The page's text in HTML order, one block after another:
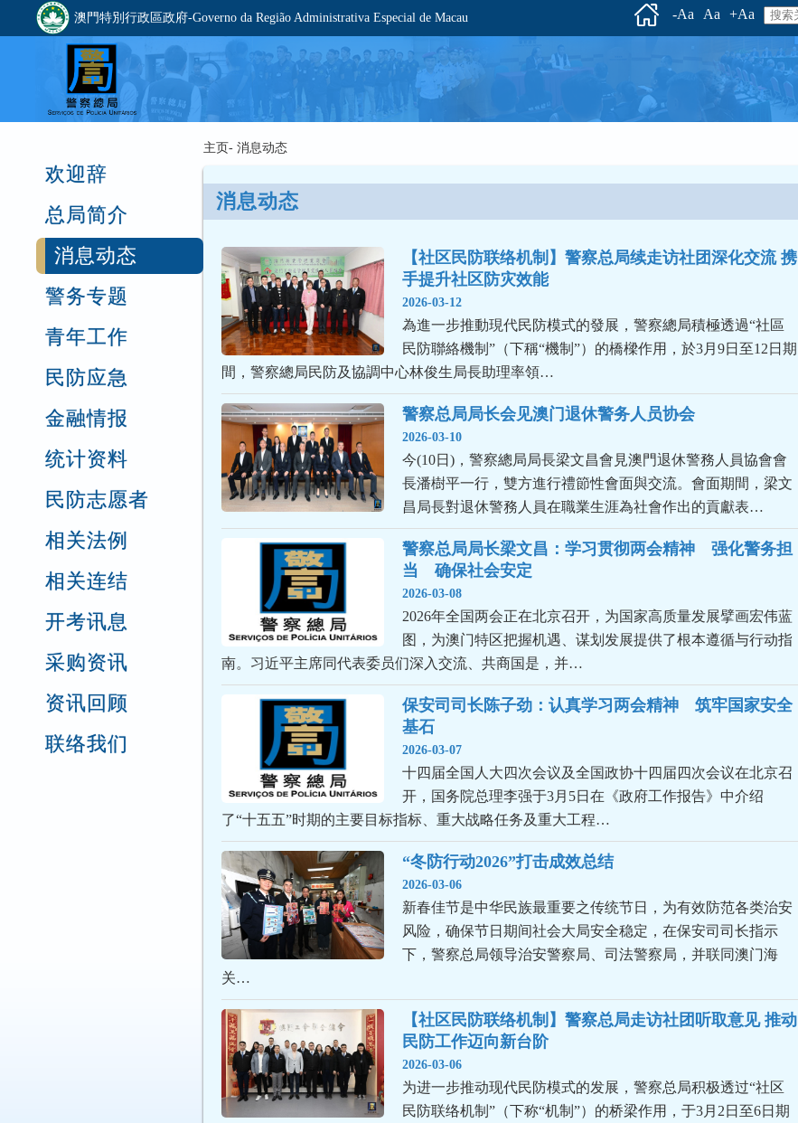
澳門特別行政區政府-Governo da Região Administrativa Especial de Macau -Aa Aa +Aa
欢迎辞
总局简介
消息动态
警务专题
青年工作
民防应急
金融情报
统计资料
民防志愿者
相关法例
相关连结
开考讯息
采购资讯
资讯回顾
联络我们
主页- 消息动态
消息动态
【社区民防联络机制】警察总局续走访社团深化交流 携
手提升社区防灾效能
2026-03-12
為進一步推動現代民防模式的發展，警察總局積極透過“社區
民防聯絡機制”（下稱“機制”）的橋樑作用，於3月9日至12日期
間，警察總局民防及協調中心林俊生局長助理率領…
警察总局局长会见澳门退休警务人员协会
2026-03-10
今(10日)，警察總局局長梁文昌會見澳門退休警務人員協會會
長潘樹平一行，雙方進行禮節性會面與交流。會面期間，梁文
昌局長對退休警務人員在職業生涯為社會作出的貢獻表…
警察总局局长梁文昌：学习贯彻两会精神　强化警务担
当　确保社会安定
2026-03-08
2026年全国两会正在北京召开，为国家高质量发展擘画宏伟蓝
图，为澳门特区把握机遇、谋划发展提供了根本遵循与行动指
南。习近平主席同代表委员们深入交流、共商国是，并…
保安司司长陈子劲：认真学习两会精神　筑牢国家安全
基石
2026-03-07
十四届全国人大四次会议及全国政协十四届四次会议在北京召
开，国务院总理李强于3月5日在《政府工作报告》中介绍
了“十五五”时期的主要目标指标、重大战略任务及重大工程…
“冬防行动2026”打击成效总结
2026-03-06
新春佳节是中华民族最重要之传统节日，为有效防范各类治安
风险，确保节日期间社会大局安全稳定，在保安司司长指示
下，警察总局领导治安警察局、司法警察局，并联同澳门海
关…
【社区民防联络机制】警察总局走访社团听取意见 推动
民防工作迈向新台阶
2026-03-06
为进一步推动现代民防模式的发展，警察总局积极透过“社区
民防联络机制”（下称“机制”）的桥梁作用，于3月2日至6日期